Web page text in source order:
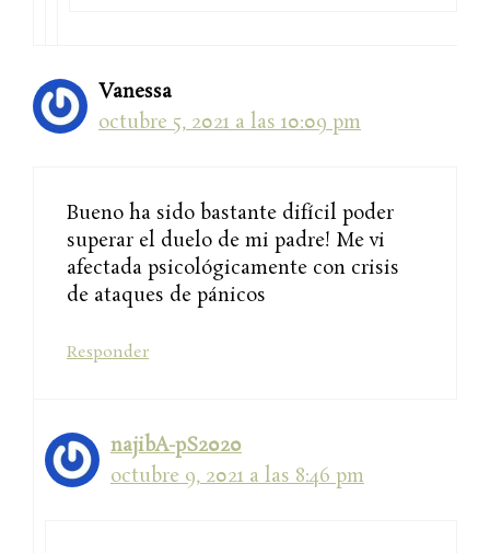
Vanessa
octubre 5, 2021 a las 10:09 pm
Bueno ha sido bastante difícil poder
superar el duelo de mi padre! Me vi
afectada psicológicamente con crisis
de ataques de pánicos
Responder
najibA-pS2020
octubre 9, 2021 a las 8:46 pm